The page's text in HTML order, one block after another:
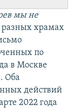
мы не
разных храмах
по
в Москве
Оба
действий
2022 года